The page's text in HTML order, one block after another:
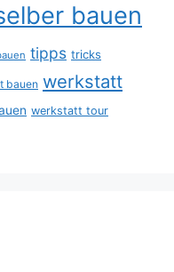
bauen
tipps tricks
bauen werkstatt
werkstatt tour